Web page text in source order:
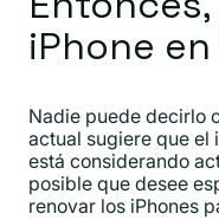
iPhone
Nadie puede decirlo
actual sugiere que el
está considerando
posible que desee
renovar los iPhones